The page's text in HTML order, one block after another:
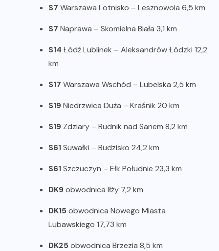
S7 Warszawa Lotnisko – Lesznowola 6,5 km
S7 Naprawa – Skomielna Biała 3,1 km
S14 Łódź Lublinek – Aleksandrów Łódzki 12,2
km
S17 Warszawa Wschód – Lubelska 2,5 km
S19Niedrzwica Duża – Kraśnik 20 km
S19 Zdziary – Rudnik nad Sanem 8,2 km
S61Suwałki – Budzisko 24,2 km
S61Szczuczyn – Ełk Południe 23,3 km
DK9obwodnica Iłży 7,2 km
DK15obwodnica Nowego Miasta
Lubawskiego 17,73 km
DK25obwodnica Brzezia 8,5 km